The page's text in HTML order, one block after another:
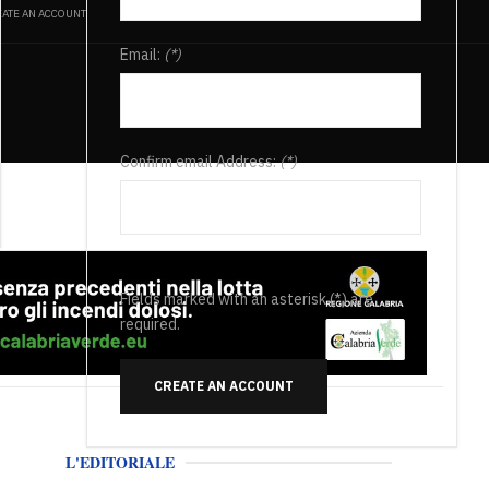
AN ACCOUNT
Email: (*)
Confirm email Address:(*)
Fields marked with an asterisk (*) are
required.
CREATE AN ACCOUNT
L'EDITORIALE